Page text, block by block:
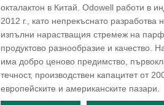
окталактон в Китай. Odowell работи в
2012 г., като непрекъснато разработва
изпълни нарастващия стремеж на
продуктово разнообразие и качество.
има добро ценово предимство,
течност, производствен капацитет от
европейските и американските пазари.